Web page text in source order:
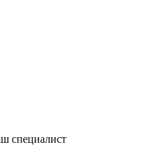
специалист